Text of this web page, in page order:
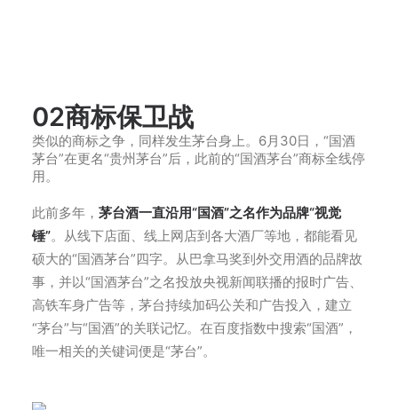
02商标保卫战
类似的商标之争，同样发生茅台身上。6月30日，“国酒
茅台”在更名“贵州茅台”后，此前的“国酒茅台”商标全线停
用。
此前多年， 茅台酒一直沿用“国酒”之名作为品牌“视觉
锤”。从线下店面、线上网店到各大酒厂等地，都能看见
硕大的“国酒茅台”四字。从巴拿马奖到外交用酒的品牌故
事，并以“国酒茅台”之名投放央视新闻联播的报时广告、
高铁车身广告等，茅台持续加码公关和广告投入，建立
“茅台”与“国酒”的关联记忆。在百度指数中搜索“国酒”，
唯一相关的关键词便是“茅台”。